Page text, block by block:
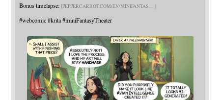
Bonus timelapse: PEPPERCARROT.COM/EN/MINIFANTAS
#webcomic #krita #miniFantasyTheater